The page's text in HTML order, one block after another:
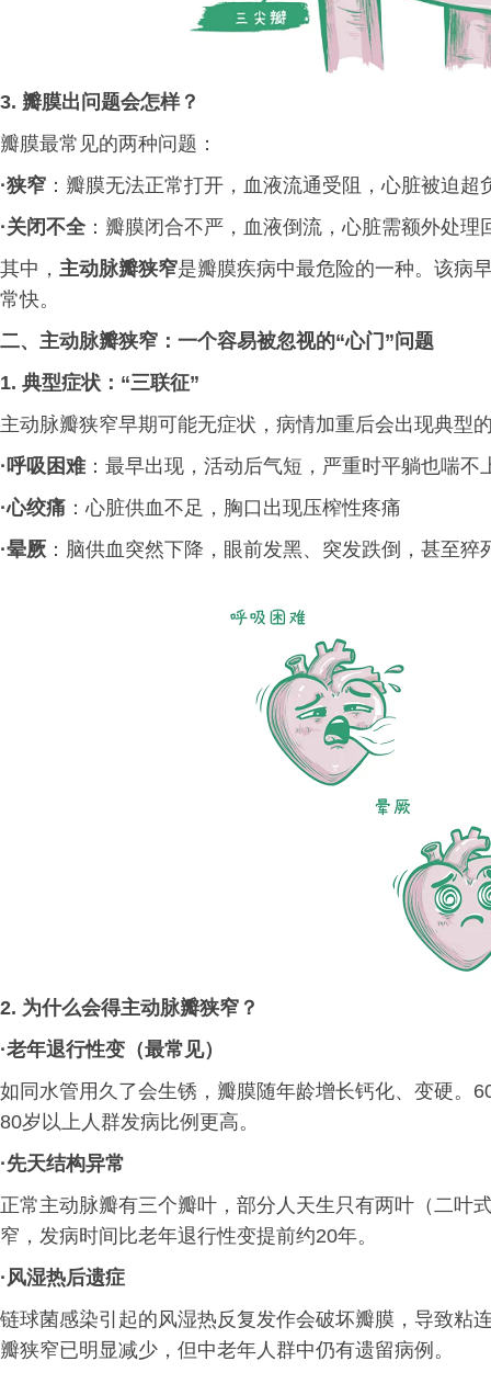
3. 瓣膜出问题会怎样？
瓣膜最常见的两种问题：
·狭窄 ：瓣膜无法正常打开，血液流通受阻，心脏被迫
·关闭不全：瓣膜闭合不严，血液倒流，心脏需额外处理
其中， 主动脉瓣狭窄是瓣膜疾病中最危险的一种。该病
常快。
二、主动脉瓣狭窄：一个容易被忽视的“心门”问题
1. 典型症状：“三联征”
主动脉瓣狭窄早期可能无症状，病情加重后会出现典型
·呼吸困难：最早出现，活动后气短，严重时平躺也喘不
·心绞痛 ：心脏供血不足，胸口出现压榨性疼痛
·晕厥 ：脑供血突然下降，眼前发黑、突发跌倒，甚至猝
2. 为什么会得主动脉瓣狭窄？
·老年退行性变（最常见）
如同水管用久了会生锈，瓣膜随年龄增长钙化、变硬。
80岁以上人群发病比例更高。
·先天结构异常
正常主动脉瓣有三个瓣叶，部分人天生只有两叶（二叶
窄，发病时间比老年退行性变提前约20年。
·风湿热后遗症
链球菌感染引起的风湿热反复发作会破坏瓣膜，导致粘
瓣狭窄已明显减少，但中老年人群中仍有遗留病例。